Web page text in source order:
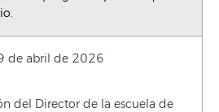
de abril de 2026
del Director de la escuela de